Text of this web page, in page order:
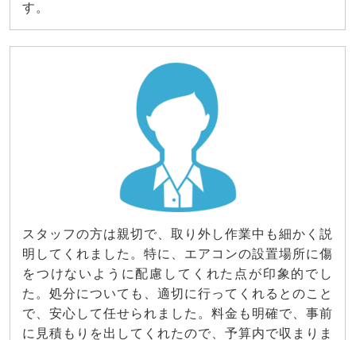
す。
スタッフの方は親切で、取り外し作業中も細かく説
明してくれました。特に、エアコンの設置場所に傷
をつけないように配慮してくれた点が印象的でし
た。処分についても、適切に行ってくれるとのこと
で、安心して任せられました。料金も明確で、事前
に見積もりを出してくれたので、予算内で収まりま